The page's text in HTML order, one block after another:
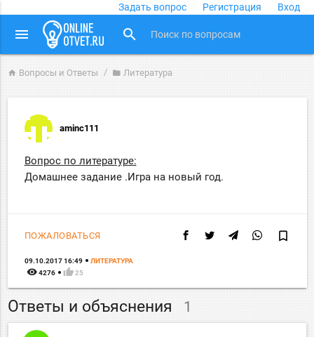
Задать вопрос Регистрация Вход
menu search
home Вопросы и Ответы folder Литература
aminc111
Вопрос по литературе:
Домашнее задание .Игра на новый год.
ПОЖАЛОВАТЬСЯ bookmark_border
09.10.2017 16:49 ЛИТЕРАТУРА
remove_red_eye 4276 thumb_up 25
Ответы и объяснения 1